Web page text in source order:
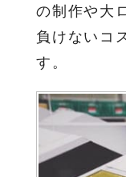
の制作や大
負けないコ
す。